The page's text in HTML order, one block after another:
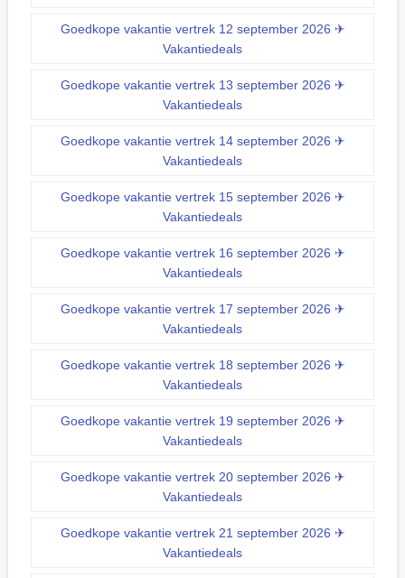
Goedkope vakantie vertrek 12 september 2026 ✈
Vakantiedeals
Goedkope vakantie vertrek 13 september 2026 ✈
Vakantiedeals
Goedkope vakantie vertrek 14 september 2026 ✈
Vakantiedeals
Goedkope vakantie vertrek 15 september 2026 ✈
Vakantiedeals
Goedkope vakantie vertrek 16 september 2026 ✈
Vakantiedeals
Goedkope vakantie vertrek 17 september 2026 ✈
Vakantiedeals
Goedkope vakantie vertrek 18 september 2026 ✈
Vakantiedeals
Goedkope vakantie vertrek 19 september 2026 ✈
Vakantiedeals
Goedkope vakantie vertrek 20 september 2026 ✈
Vakantiedeals
Goedkope vakantie vertrek 21 september 2026 ✈
Vakantiedeals